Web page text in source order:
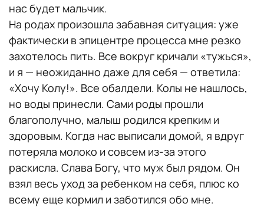
нас будет мальчик.
На родах произошла забавная ситуация: уже
фактически в эпицентре процесса мне резко
захотелось пить. Все вокруг кричали «тужься»,
и я — неожиданно даже для себя — ответила:
«Хочу Колу!». Все обалдели. Колы не нашлось,
но воды принесли. Сами роды прошли
благополучно, малыш родился крепким и
здоровым. Когда нас выписали домой, я вдруг
потеряла молоко и совсем из-за этого
раскисла. Слава Богу, что муж был рядом. Он
взял весь уход за ребенком на себя, плюс ко
всему еще кормил и заботился обо мне.